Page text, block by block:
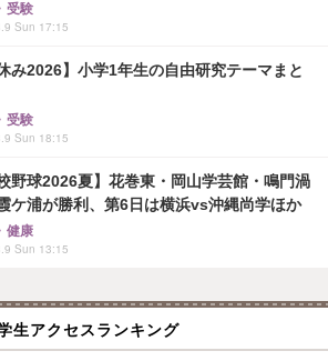
受験
Sun 17:15
休み2026】小学1年生の自由研究テーマまと
受験
Sun 18:15
校野球2026夏】花巻東・岡山学芸館・鳴門渦
ケ浦が勝利、第6日は横浜vs沖縄尚学ほか
健康
Sun 13:15
生アクセスランキング